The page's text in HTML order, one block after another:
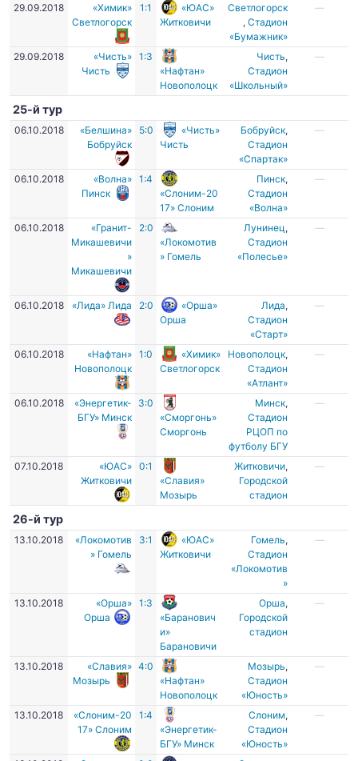
29.09.2018
«Химик»
Светлогорск
1:1
«ЮАС»
Житковичи
Светлогорск
,Стадион
«Бумажник»
—
29.09.2018
«Чисть»
Чисть
1:3
«Нафтан»
Новополоцк
Чисть,
Стадион
«Школьный»
—
25-й тур
06.10.2018
«Белшина»
Бобруйск
5:0
«Чисть»
Чисть
Бобруйск,
Стадион
«Спартак»
—
06.10.2018
«Волна»
Пинск
1:4
«Слоним-20
17» Слоним
Пинск,
Стадион
«Волна»
—
06.10.2018
«Гранит-
Микашевичи
»
Микашевичи
2:0
«Локомотив
» Гомель
Лунинец ,
Стадион
«Полесье»
—
06.10.2018 «Лида» Лида 2:0
«Орша»
Орша
Лида,
Стадион
«Старт»
—
06.10.2018
«Нафтан»
Новополоцк
1:0
«Химик»
Светлогорск
Новополоцк,
Стадион
«Атлант»
—
06.10.2018
«Энергетик-
БГУ» Минск
3:0
«Сморгонь»
Сморгонь
Минск,
Стадион
РЦОП по
футболу БГУ
—
07.10.2018
«ЮАС»
Житковичи
0:1
«Славия»
Мозырь
Житковичи,
Городской
стадион
—
26-й тур
13.10.2018
«Локомотив
» Гомель
3:1
«ЮАС»
Житковичи
Гомель,
Стадион
«Локомотив
»
—
13.10.2018
«Орша»
Орша
1:3
«Баранович
и»
Барановичи
Орша,
Городской
стадион
—
13.10.2018
«Славия»
Мозырь
4:0
«Нафтан»
Новополоцк
Мозырь,
Стадион
«Юность»
—
13.10.2018
«Слоним-20
17» Слоним
1:4
«Энергетик-
БГУ» Минск
Слоним,
Стадион
«Юность»
—